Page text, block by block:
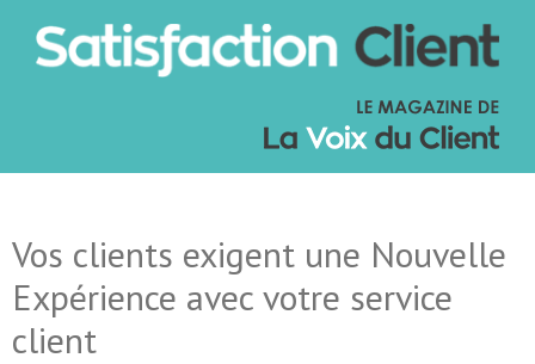
Vos clients exigent une Nouvelle
Expérience avec votre service
client